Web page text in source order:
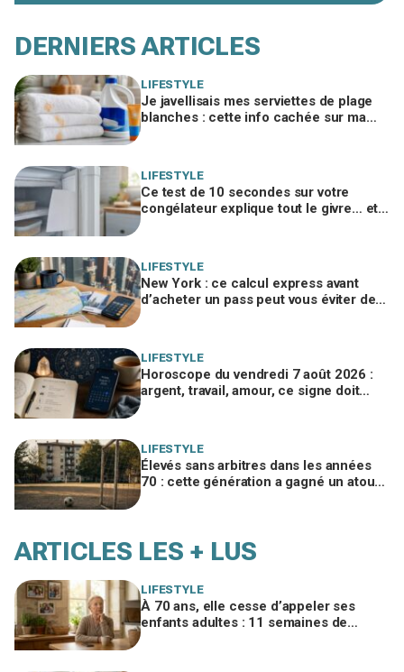
DERNIERS ARTICLES
LIFESTYLE
Je javellisais mes serviettes de plage
blanches : cette info cachée sur ma
LIFESTYLE
Ce test de 10 secondes sur votre
congélateur explique tout le givre… et
LIFESTYLE
New York : ce calcul express avant
d’acheter un pass peut vous éviter de
LIFESTYLE
Horoscope du vendredi 7 août 2026 :
argent, travail, amour, ce signe doit
LIFESTYLE
Élevés sans arbitres dans les années
70 : cette génération a gagné un atout
ARTICLES LES + LUS
LIFESTYLE
À 70 ans, elle cesse d’appeler ses
enfants adultes : 11 semaines de